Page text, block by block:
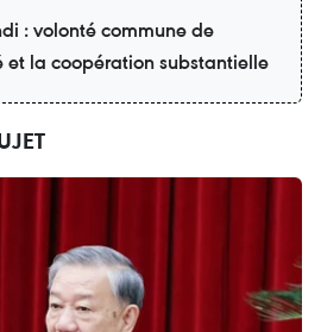
: volonté commune de
et la coopération substantielle